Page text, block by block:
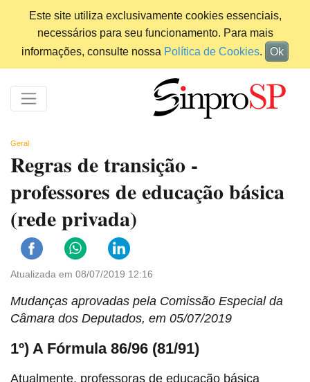
Este site utiliza exclusivamente cookies essenciais,
necessários para seu funcionamento. Para mais
informações, consulte nossa Política de Cookies. Ok
Geral
Regras de transição -
professores de educação básica
(rede privada)
Atualizada em 08/07/2019 12:16
Mudanças aprovadas pela Comissão Especial da
Câmara dos Deputados, em 05/07/2019
1º) A Fórmula 86/96 (81/91)
Atualmente, professoras de educação básica